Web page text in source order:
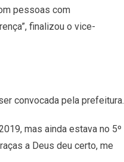
pessoas com
finalizou o vice-
convocada pela prefeitura.
mas ainda estava no 5º
a Deus deu certo, me